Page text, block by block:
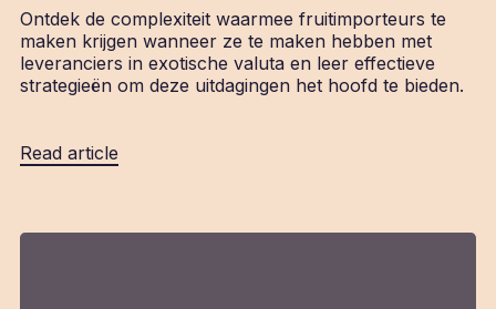
Ontdek de complexiteit waarmee fruitimporteurs te
maken krijgen wanneer ze te maken hebben met
leveranciers in exotische valuta en leer effectieve
strategieën om deze uitdagingen het hoofd te bieden.
Read article